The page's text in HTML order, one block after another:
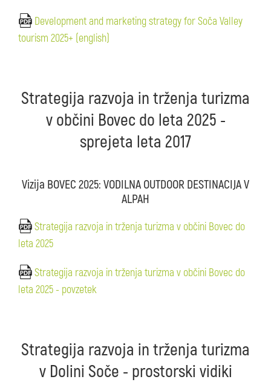
Development and marketing strategy for Soča Valley
tourism 2025+ (english)
Strategija razvoja in trženja turizma
v občini Bovec do leta 2025 -
sprejeta leta 2017
Vizija BOVEC 2025: VODILNA OUTDOOR DESTINACIJA V
ALPAH
Strategija razvoja in trženja turizma v občini Bovec do
leta 2025
Strategija razvoja in trženja turizma v občini Bovec do
leta 2025 - povzetek
Strategija razvoja in trženja turizma
v Dolini Soče - prostorski vidiki